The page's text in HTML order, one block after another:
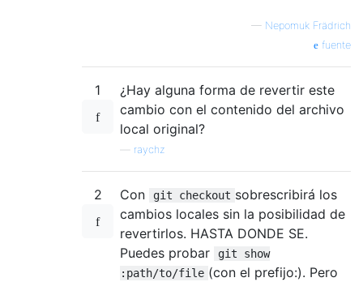
— Nepomuk Frädrich
fuente
1
¿Hay alguna forma de revertir este
cambio con el contenido del archivo
local original?
raychz
2 Con git checkout sobrescribirá los
cambios locales sin la posibilidad de
revertirlos. HASTA DONDE SE.
Puedes probar
git show
:path/to/file (con el prefijo:). Pero